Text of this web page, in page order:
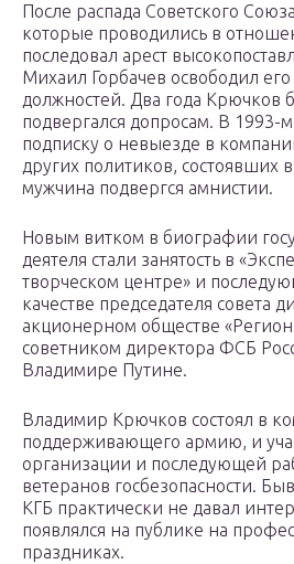
После распада Советского
которые проводились в
последовал арест
Михаил Горбачев освободил
должностей. Два года
подвергался допросам. В 1993-
подписку о невыезде в
других политиков, состоявших
мужчина подвергся амнистии.
Новым витком в биографии
деятеля стали занятость в
творческом центре» и
качестве председателя совета
акционерном обществе
советником директора ФСБ
Владимире Путине.
Владимир Крючков состоял в
поддерживающего армию, и
организации и последующей
ветеранов госбезопасности.
КГБ практически не давал
появлялся на публике на
праздниках.